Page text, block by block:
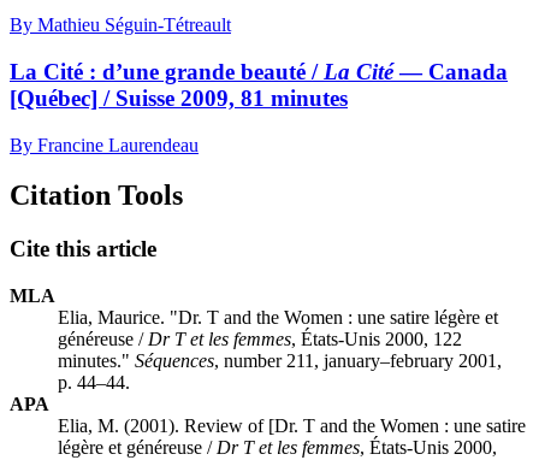
By Mathieu Séguin-Tétreault
La Cité : d’une grande beauté / La Cité— Canada
[Québec] / Suisse 2009, 81 minutes
By Francine Laurendeau
Citation Tools
Cite this article
MLA
Elia, Maurice. "Dr. T and the Women : une satire légère et
généreuse / Dr T et les femmes, États-Unis 2000, 122
minutes." Séquences, number 211, january–february 2001,
p. 44–44.
APA
Elia, M. (2001). Review of [Dr. T and the Women : une satire
légère et généreuse / Dr T et les femmes, États-Unis 2000,